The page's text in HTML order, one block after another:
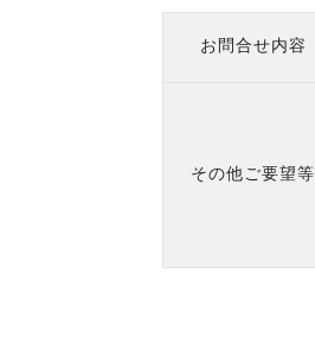
お問合せ内容
その他ご要望等